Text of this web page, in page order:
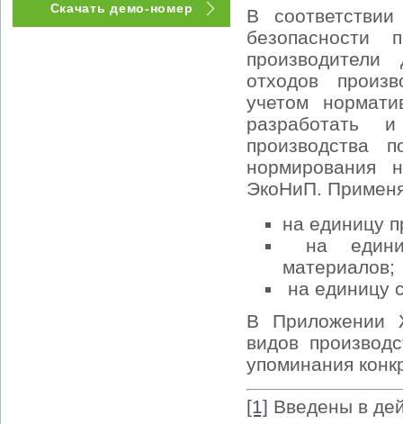
Скачать демо-номер
В
отходов
учетом
разработать
производства
нормирования
ЭкоНиП.
на единицу
на
материалов;
на единицу
В Приложении
видов
упоминания
[1] Введены в